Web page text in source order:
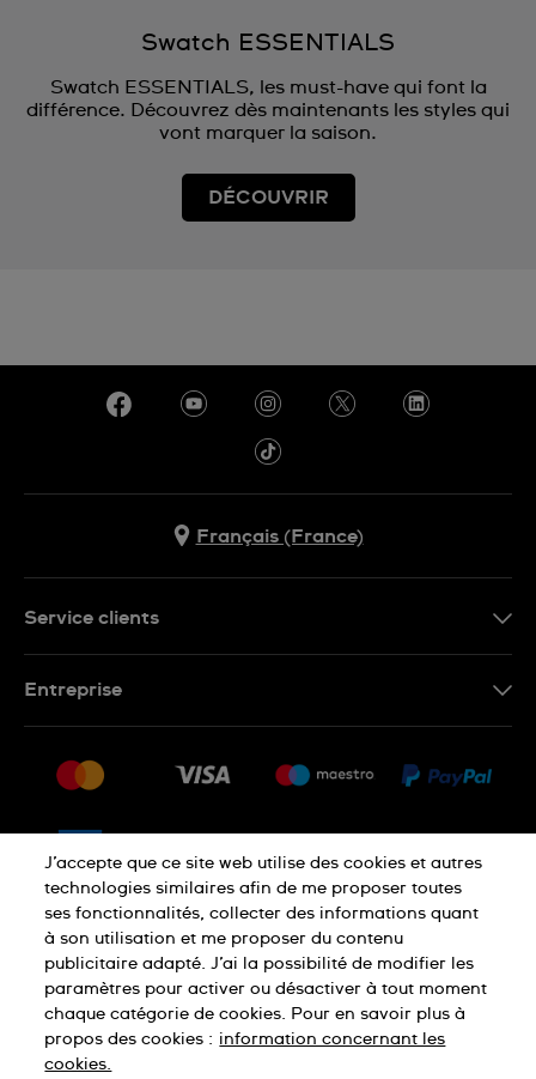
Swatch ESSENTIALS
Swatch ESSENTIALS, les must-have qui font la
différence. Découvrez dès maintenants les styles qui
vont marquer la saison.
DÉCOUVRIR
Français (France)
Service clients
Retour
CGV
Droit de rétractation
Entreprise
Nous rejoindre
Déclaration de confidentialité
Cookies Mentions légales
J’accepte que ce site web utilise des cookies et autres
technologies similaires afin de me proposer toutes
ses fonctionnalités, collecter des informations quant
à son utilisation et me proposer du contenu
publicitaire adapté. J’ai la possibilité de modifier les
paramètres pour activer ou désactiver à tout moment
chaque catégorie de cookies. Pour en savoir plus à
propos des cookies : information concernant les
cookies.